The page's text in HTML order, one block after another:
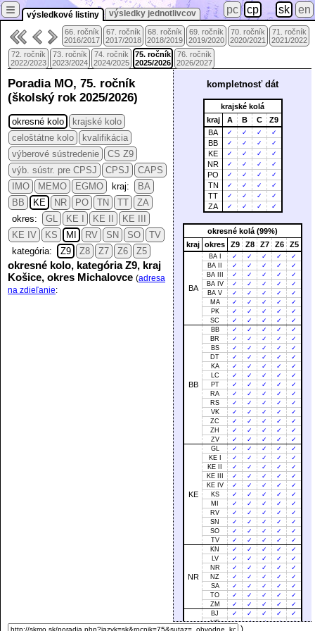
výsledkové listiny výsledky jednotlivcov
≡ pc cp sk en
66. ročník
2016/2017
67. ročník
2017/2018
68. ročník
2018/2019
69. ročník
2019/2020
70. ročník
2020/2021
71. ročník
2021/2022
72. ročník
2022/2023
73. ročník
2023/2024
74. ročník
2024/2025
75. ročník
2025/2026
76. ročník
2026/2027
kompletnosť dát
krajské kolá
kraj
A B C
Z9
BA
✓ ✓ ✓ ✓
BB ✓ ✓ ✓ ✓
KE ✓ ✓ ✓ ✓
NR ✓ ✓ ✓ ✓
PO ✓ ✓ ✓ ✓
TN ✓ ✓ ✓ ✓
TT ✓ ✓ ✓ ✓
ZA ✓ ✓ ✓ ✓
okresné kolá (99%)
kraj okres Z9 Z8 Z7 Z6 Z5
BA
BA I ✓ ✓ ✓ ✓
✓
BA II
✓ ✓ ✓ ✓
✓
BA III
✓ ✓ ✓ ✓
✓
BA IV
✓ ✓ ✓ ✓
✓
BA V
✓ ✓ ✓ ✓
✓
MA
✓ ✓ ✓ ✓
✓
PK
✓ ✓ ✓ ✓
✓
SC
✓ ✓ ✓ ✓ ✓
BB
BB ✓ ✓ ✓ ✓
✓
BR
✓ ✓ ✓ ✓
✓
BS
✓ ✓ ✓ ✓
✓
DT
✓ ✓ ✓ ✓
✓
KA
✓ ✓ ✓ ✓
✓
LC
✓ ✓ ✓ ✓
✓
PT
✓ ✓ ✓ ✓
✓
RA
✓ ✓ ✓ ✓
✓
RS
✓ ✓ ✓ ✓
✓
VK
✓ ✓ ✓ ✓
✓
ZC
✓ ✓ ✓ ✓
✓
ZH
✓ ✓ ✓ ✓
✓
ZV
✓ ✓ ✓ ✓ ✓
KE
GL ✓ ✓ ✓ ✓
✓
KE I
✓ ✓ ✓ ✓
✓
KE II
✓ ✓ ✓ ✓
✓
KE III
✓ ✓ ✓ ✓
✓
KE IV
✓ ✓ ✓ ✓
✓
KS
✓ ✓ ✓ ✓
✓
MI
✓ ✓ ✓ ✓
✓
RV
✓ ✓ ✓ ✓
✓
SN
✓ ✓ ✓ ✓
✓
SO
✓ ✓ ✓ ✓
✓
TV
✓ ✓ ✓ ✓ ✓
NR
KN ✓ ✓ ✓ ✓
✓
LV
✓ ✓ ✓ ✓
✓
NR
✓ ✓ ✓ ✓
✓
NZ
✓ ✓ ✓ ✓
✓
SA
✓ ✓ ✓ ✓
✓
TO
✓ ✓ ✓ ✓
✓
ZM
✓ ✓ ✓ ✓
✓
BJ
✓ ✓ ✓ ✓
✓
HE
✓ ✓ ✓ ✓
✓
Poradia MO, 75. ročník
(školský rok 2025/2026)
okresné kolo
krajské kolo
celoštátne kolo
kvalifikácia
výberové sústredenie
CS Z9
výb. sústr. pre CPSJ
CPSJ
CAPS
IMO
MEMO EGMO kraj:
BA
BB
KE NR PO TN TT
ZA
okres:
GL KE I KE II
KE III
KE IV
KS MI RV SN SO
TV
kategória:
Z9 Z8 Z7 Z6 Z5
okresné kolo, kategória Z9, kraj
Košice, okres Michalovce (adresa
na zdieľanie: